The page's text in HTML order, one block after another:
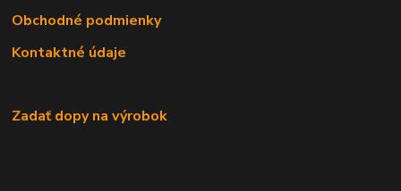
Obchodné podmienky
Kontaktné údaje
Zadať dopy na výrobok